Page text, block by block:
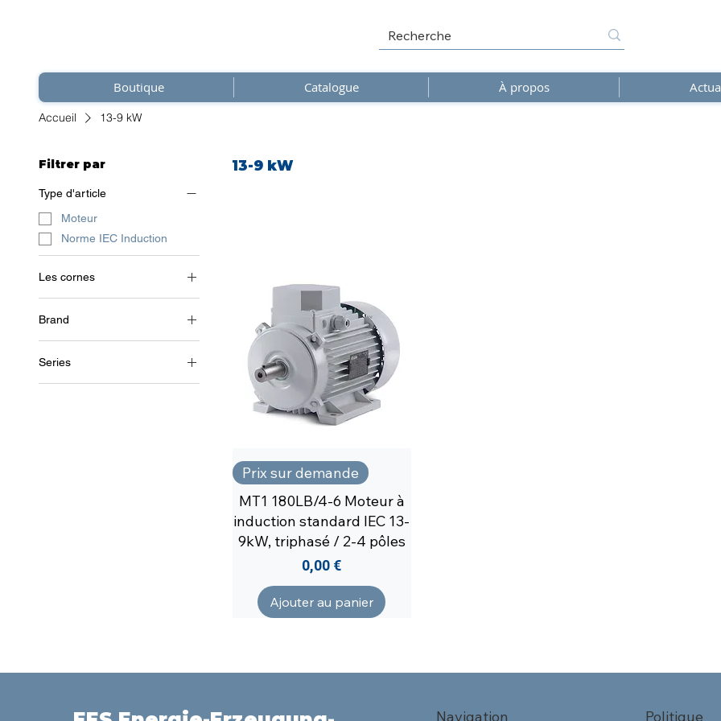
Boutique Catalogue À propos
Accueil 13-9 kW
Filtrer par
Type d'article
Moteur
Norme IEC Induction
Les cornes
3~ (triphasé 400 V) / 50 Hz
Brand
Soga
Series
MT1/2
13-9 kW
Prix sur demande
MT1 180LB/4-6 Moteur à
induction standard IEC 13-
9kW, triphasé / 2-4 pôles
Prix
0,00 €
Ajouter au panier
Navigation Politique